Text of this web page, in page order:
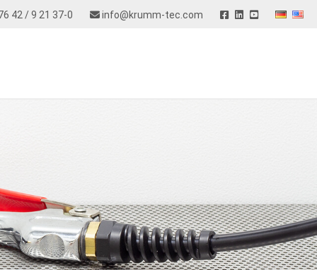
42 / 9 21 37-0 info@krumm-tec.com